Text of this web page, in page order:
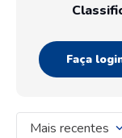
Faça
Mais recentes